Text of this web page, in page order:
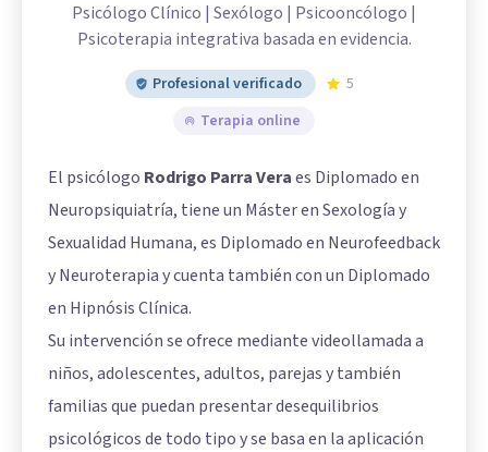
Psicólogo Clínico | Sexólogo | Psicooncólogo |
Psicoterapia integrativa basada en evidencia.
Profesional verificado
5
Terapia online
El psicólogo Rodrigo Parra Veraes Diplomado en
Neuropsiquiatría, tiene un Máster en Sexología y
Sexualidad Humana, es Diplomado en Neurofeedback
y Neuroterapia y cuenta también con un Diplomado
en Hipnósis Clínica.
Su intervención se ofrece mediante videollamada a
niños, adolescentes, adultos, parejas y también
familias que puedan presentar desequilibrios
psicológicos de todo tipo y se basa en la aplicación